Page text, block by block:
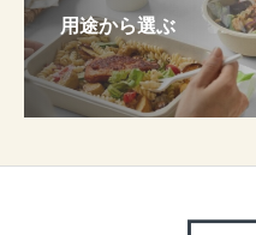
用途から選ぶ